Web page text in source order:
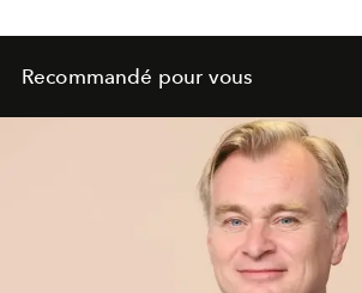
Recommandé pour vous